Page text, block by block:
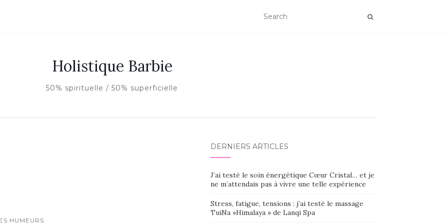
Holistique Barbie
50% spirituelle / 50% superficielle
HUMEURS
DERNIERS ARTICLES
J’ai testé le soin énergétique Cœur Cristal… et je
ne m’attendais pas à vivre une telle expérience
Stress, fatigue, tensions : j’ai testé le massage
TuiNa »Himalaya » de Lanqi Spa